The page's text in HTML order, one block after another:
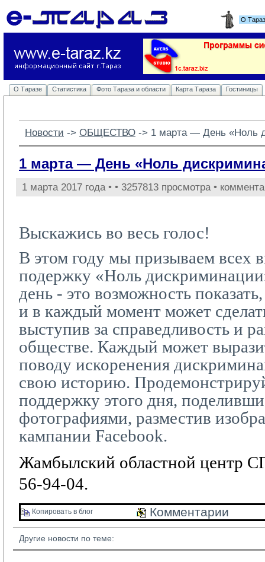
О
О Таразе Статистика Фото Тараза и области Карта Тараза Гостиницы
Новости -> ОБЩЕСТВО -> 1 марта — День «Ноль
1 марта — День «Ноль
1 марта 2017 года • • 3257813 просмотра •
Выскажись во весь голос!
В этом году мы призываем всех
подержку «Ноль
день - это возможность
и в каждый момент может
выступив за справедливость и
обществе. Каждый может
поводу искоренения
свою историю.
поддержку этого дня,
фотографиями, разместив
кампании Facebook.
Жамбылский областной центр
56-94-04.
Копировать в блог Комментарии
Другие новости по теме: